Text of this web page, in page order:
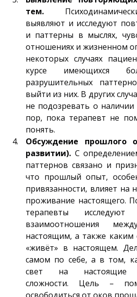
тем.
выявляют и исследуют
и паттерны в мыслях,
отношениях и жизненном
некоторых случаях
курсе имеющихся
разрушительных
выйти из них. В других
не подозревать о
пор, пока терапевт не
понять.
Обсуждение прошлого
развитии). С
паттернов связано и
что прошлый опыт,
привязанности, влияет
проживание настоящего.
терапевты
взаимоотношения
настоящим, а также
«живёт» в настоящем.
самом по себе, а в том,
свет на настоящие
сложности. Цель –